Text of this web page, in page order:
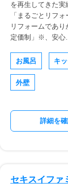
を再生してきた実
「まるごとリフ
リフォームであ
定価制」※、安心
お風呂 キ
外壁
詳細を
セキスイファ